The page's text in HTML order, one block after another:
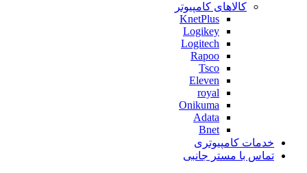
کالاهای کامپیوتر
KnetPlus
Logikey
Logitech
Rapoo
Tsco
Eleven
royal
Onikuma
Adata
Bnet
خدمات کامپیوتری
تماس با مستر جانبی